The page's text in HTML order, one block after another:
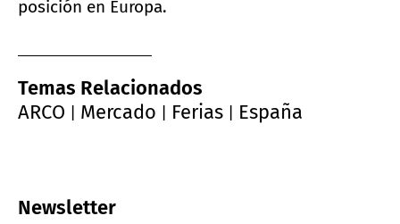
posición en Europa.
Temas Relacionados
ARCO
Mercado Ferias España
Newsletter